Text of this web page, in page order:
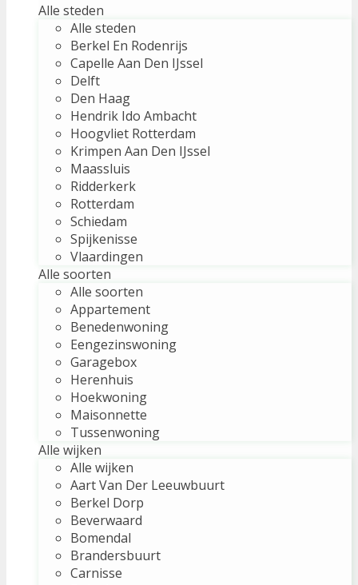
Alle steden
Alle steden
Berkel En Rodenrijs
Capelle Aan Den IJssel
Delft
Den Haag
Hendrik Ido Ambacht
Hoogvliet Rotterdam
Krimpen Aan Den IJssel
Maassluis
Ridderkerk
Rotterdam
Schiedam
Spijkenisse
Vlaardingen
Alle soorten
Alle soorten
Appartement
Benedenwoning
Eengezinswoning
Garagebox
Herenhuis
Hoekwoning
Maisonnette
Tussenwoning
Alle wijken
Alle wijken
Aart Van Der Leeuwbuurt
Berkel Dorp
Beverwaard
Bomendal
Brandersbuurt
Carnisse